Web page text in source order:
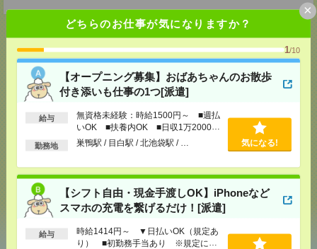
どちらのお仕事が気になりますか？
1/10
【オープニング募集】おばあちゃんのお散歩
付き添いも仕事の1つ[派遣]
給与
無資格未経験：時給1500円～ ■週払
いOK ■扶養内OK ■日収1万2000円
以上
勤務地 巣鴨駅 / 目白駅 / 北池袋駅 / … 気になる!
【シフト自由・現金手渡しOK】iPhoneなど
スマホの充電を繋げるだけ！[派遣]
給与
時給1414円～ ▼日払いOK（規定あ
り） ■初勤務手当あり ※規定によ
×
応募ページへ
気になる！
メールで送る LINEで送る
シェア ツイート